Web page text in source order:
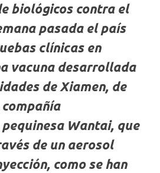
biológicos contra el
pasada el país
clínicas en
vacuna desarrollada
de Xiamen, de
Wantai, que
de un aerosol
como se han